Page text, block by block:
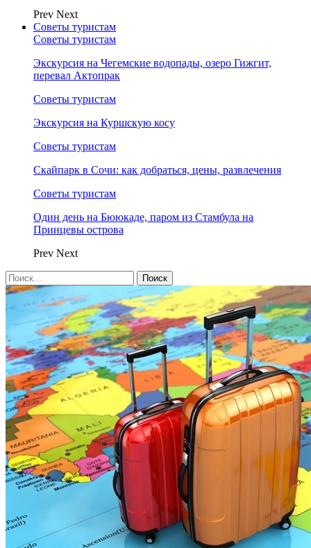
Prev Next
Советы туристам
Советы туристам
Экскурсия на Чегемские водопады, озеро Гижгит,
перевал Актопрак
Советы туристам
Экскурсия на Куршскую косу
Советы туристам
Скайпарк в Сочи: как добраться, цены, развлечения
Советы туристам
Один день на Бююкаде, паром из Стамбула на
Принцевы острова
Prev Next